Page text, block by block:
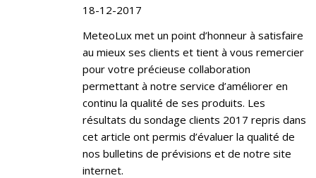
18-12-2017
MeteoLux met un point d’honneur à satisfaire
au mieux ses clients et tient à vous remercier
pour votre précieuse collaboration
permettant à notre service d’améliorer en
continu la qualité de ses produits. Les
résultats du sondage clients 2017 repris dans
cet article ont permis d’évaluer la qualité de
nos bulletins de prévisions et de notre site
internet.